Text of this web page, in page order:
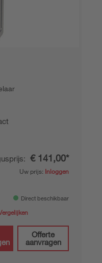
€ 141,00*
Uw prijs: Inloggen
Direct beschikbaar
Offerte
aanvragen